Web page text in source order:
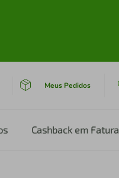
Meus Pedidos
Cashback em Fatura